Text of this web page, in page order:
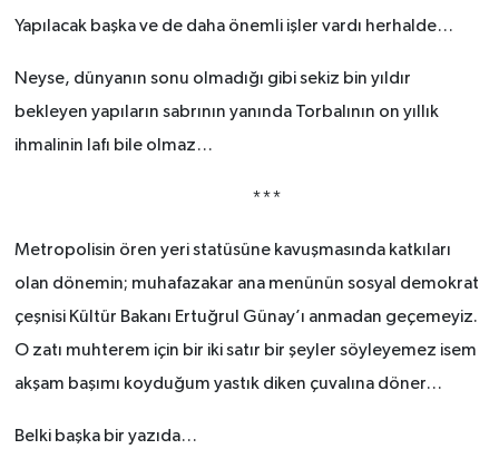
Yapılacak başka ve de daha önemli işler vardı herhalde…
Neyse, dünyanın sonu olmadığı gibi sekiz bin yıldır
bekleyen yapıların sabrının yanında Torbalının on yıllık
ihmalinin lafı bile olmaz…
***
Metropolisin ören yeri statüsüne kavuşmasında katkıları
olan dönemin; muhafazakar ana menünün sosyal demokrat
çeşnisi Kültür Bakanı Ertuğrul Günay’ı anmadan geçemeyiz.
O zatı muhterem için bir iki satır bir şeyler söyleyemez isem
akşam başımı koyduğum yastık diken çuvalına döner…
Belki başka bir yazıda…